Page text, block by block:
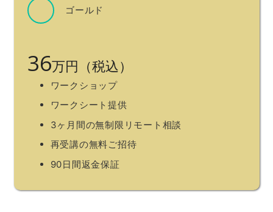
ゴールド
36万円（税込）
ワークショップ
ワークシート提供
3ヶ月間の無制限リモート相談
再受講の無料ご招待
90日間返金保証